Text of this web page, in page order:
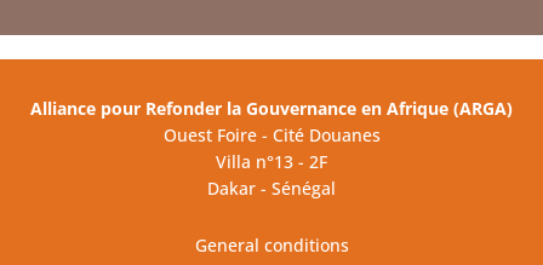
Alliance pour Refonder la Gouvernance en Afrique (ARGA)
Ouest Foire - Cité Douanes
Villa n°13 - 2F
Dakar - Sénégal
General conditions